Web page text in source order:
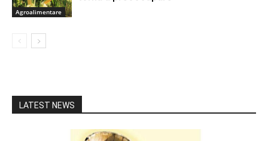
Agroalimentare
LATEST NEWS